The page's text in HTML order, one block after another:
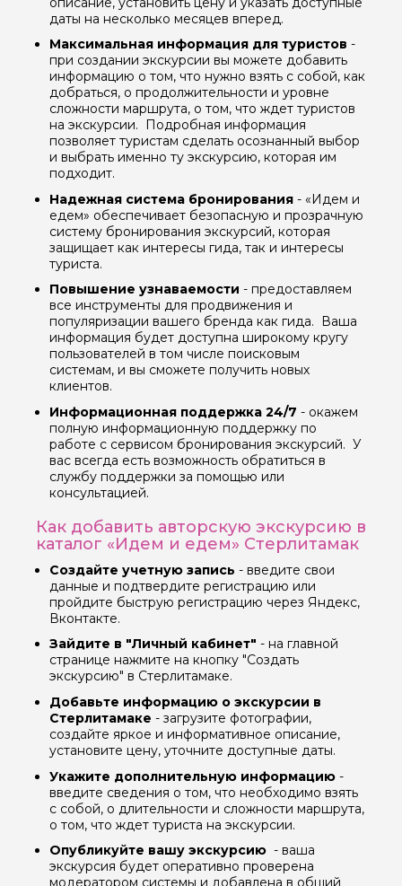
даты на несколько месяцев вперед.
Максимальная информация для туристов -
при создании экскурсии вы можете добавить
информацию о том, что нужно взять с собой, как
добраться, о продолжительности и уровне
сложности маршрута, о том, что ждет туристов
на экскурсии. Подробная информация
позволяет туристам сделать осознанный выбор
и выбрать именно ту экскурсию, которая им
подходит.
Надежная система бронирования - «Идем и
едем» обеспечивает безопасную и прозрачную
систему бронирования экскурсий, которая
защищает как интересы гида, так и интересы
туриста.
Повышение узнаваемости - предоставляем
все инструменты для продвижения и
популяризации вашего бренда как гида. Ваша
информация будет доступна широкому кругу
пользователей в том числе поисковым
системам, и вы сможете получить новых
клиентов.
Информационная поддержка 24/7 - окажем
полную информационную поддержку по
работе с сервисом бронирования экскурсий. У
вас всегда есть возможность обратиться в
службу поддержки за помощью или
консультацией.
Как добавить авторскую экскурсию в
каталог «Идем и едем» Стерлитамак
Создайте учетную запись - введите свои
данные и подтвердите регистрацию или
пройдите быструю регистрацию через Яндекс,
Вконтакте.
Зайдите в "Личный кабинет" - на главной
странице нажмите на кнопку "Создать
экскурсию" в Стерлитамаке.
Добавьте информацию о экскурсии в
Стерлитамаке - загрузите фотографии,
создайте яркое и информативное описание,
установите цену, уточните доступные даты.
Укажите дополнительную информацию -
введите сведения о том, что необходимо взять
с собой, о длительности и сложности маршрута,
о том, что ждет туриста на экскурсии.
Опубликуйте вашу экскурсию - ваша
экскурсия будет оперативно проверена
модератором системы и добавлена в общий
Задайте свой вопрос гиду
Как вас зовут
Ваша электронная почта
Ваш номер телефона
Вопросы и комментарии
Если у вас есть интересующие вопросы, можете их
задать
Я даю своё согласие на обработку персональных
данных
Отправить